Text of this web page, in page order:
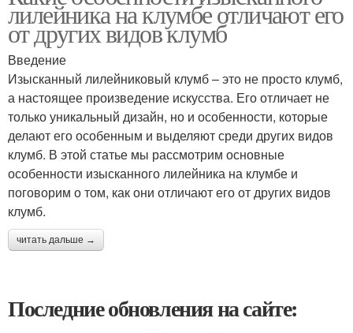
лилейника на клумбе отличают его
от других видов клумб
Введение
Изысканный лилейниковый клумб – это не просто клумб,
а настоящее произведение искусства. Его отличает не
только уникальный дизайн, но и особенности, которые
делают его особенным и выделяют среди других видов
клумб. В этой статье мы рассмотрим основные
особенности изысканного лилейника на клумбе и
поговорим о том, как они отличают его от других видов
клумб.
читать дальше →
Последние обновления на сайте: